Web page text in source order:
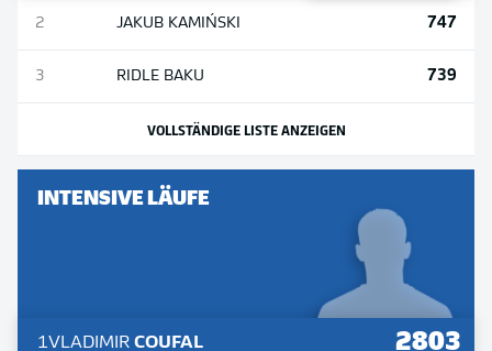
2 JAKUB KAMIŃSKI 747
3 RIDLE BAKU 739
VOLLSTÄNDIGE LISTE ANZEIGEN
INTENSIVE LÄUFE
1VLADIMIR COUFAL 2803